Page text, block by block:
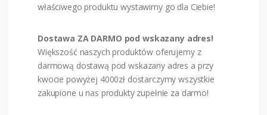
właściwego produktu wystawimy go dla Ciebie!
Dostawa ZA DARMO pod wskazany adres!
Większość naszych produktów oferujemy z
darmową dostawą pod wskazany adres a przy
kwocie powyżej 4000zł dostarczymy wszystkie
zakupione u nas produkty zupełnie za darmo!